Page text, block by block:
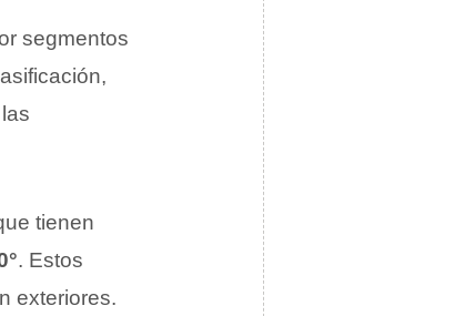
segmentos
tienen
. Estos
exteriores.